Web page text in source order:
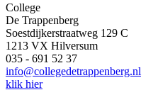
College
De Trappenberg
Soestdijkerstraatweg 129 C
1213 VX Hilversum
035 - 691 52 37
info@collegedetrappenberg.nl
klik hier